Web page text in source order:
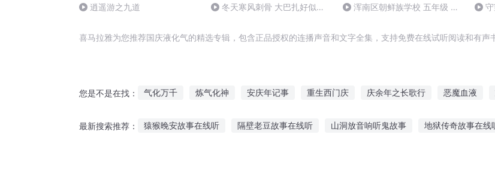
逍遥游之九道
冬天寒风刺骨 大巴扎好似温
浑南区朝鲜族学校 五年级 孙
喜马拉雅为您推荐国庆液化气的精选专辑，包含正品授权的连播声音和文字全集，支持免费在线试听阅读和有声
您是不是在找： 气化万千 炼气化神 安庆年记事 重生西门庆 庆余年之长歌行 恶魔血液
最新搜索推荐： 猿猴晚安故事在线听 隔壁老豆故事在线听 山洞放音响听鬼故事 地狱传奇故事在线